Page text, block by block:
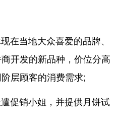
在当地大众喜爱的品牌、
开发的新品种，价位分高
层顾客的消费需求;
促销小姐，并提供月饼试